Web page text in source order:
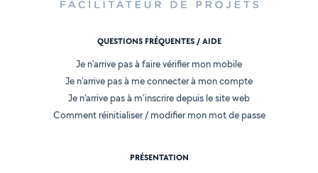
QUESTIONS FRÉQUENTES / AIDE
Je n'arrive pas à faire vérifier mon mobile
Je n'arrive pas à me connecter à mon compte
Je n'arrive pas à m'inscrire depuis le site web
Comment réinitialiser / modifier mon mot de passe
PRÉSENTATION